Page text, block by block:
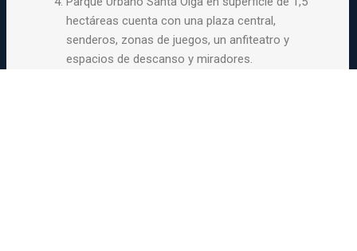
hectáreas cuenta con una plaza central,
senderos, zonas de juegos, un anfiteatro y
espacios de descanso y miradores.